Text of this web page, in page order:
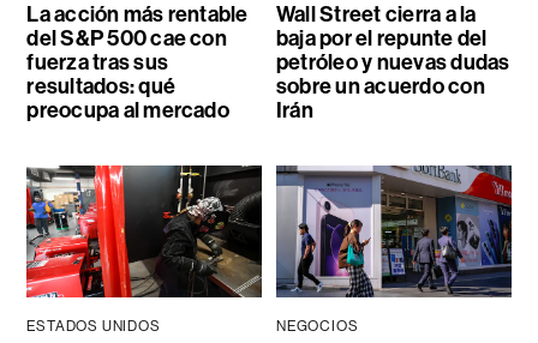
La acción más rentable
del S&P 500 cae con
fuerza tras sus
resultados: qué
preocupa al mercado
Wall Street cierra a la
baja por el repunte del
petróleo y nuevas dudas
sobre un acuerdo con
Irán
ESTADOS UNIDOS NEGOCIOS